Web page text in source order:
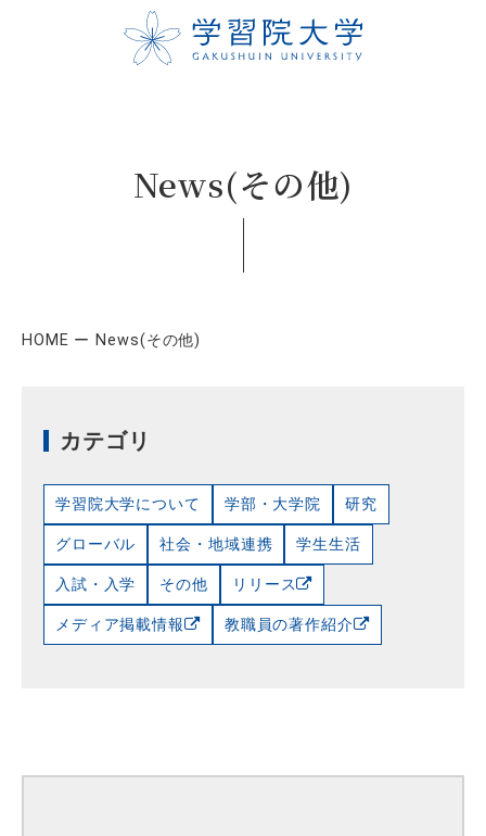
News(その他)
HOME News(その他)
カテゴリ
学習院大学について 学部・大学院 研究
グローバル 社会・地域連携 学生生活
入試・入学 その他 リリース
メディア掲載情報 教職員の著作紹介